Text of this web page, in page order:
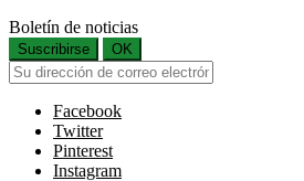
Boletín de noticias
Suscribirse OK
Facebook
Twitter
Pinterest
Instagram